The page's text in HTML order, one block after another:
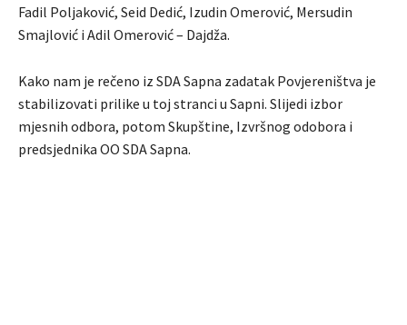
Fadil Poljaković, Seid Dedić, Izudin Omerović, Mersudin
Smajlović i Adil Omerović – Dajdža.
Kako nam je rečeno iz SDA Sapna zadatak Povjereništva je
stabilizovati prilike u toj stranci u Sapni. Slijedi izbor
mjesnih odbora, potom Skupštine, Izvršnog odobora i
predsjednika OO SDA Sapna.